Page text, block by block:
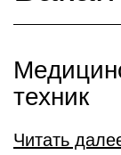
техник
Читать